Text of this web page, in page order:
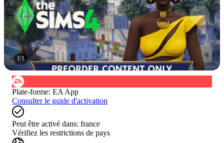
1/1
Plate-forme: EA App
Consulter le guide d'activation
Peut être activé dans: france
Vérifiez les restrictions de pays